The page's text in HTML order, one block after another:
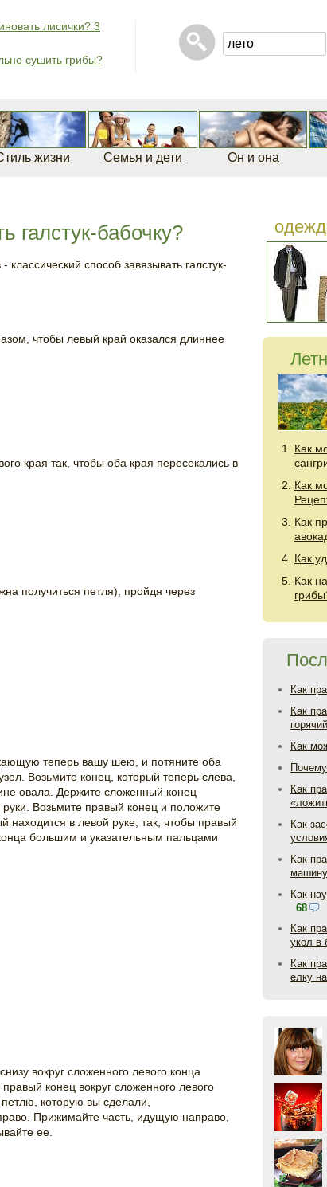
лисички? 3
сушить грибы?
жизни Семья и дети Он и она
галстук-бабочку?
способ завязывать галстук-
чтобы левый край оказался длиннее
края так, чтобы оба края пересекались в
получиться петля), пройдя через
теперь вашу шею, и потяните оба
Возьмите конец, который теперь слева,
овала. Держите сложенный конец
Возьмите правый конец и положите
находится в левой руке, так, чтобы правый
большим и указательным пальцами
вокруг сложенного левого конца
конец вокруг сложенного левого
которую вы сделали,
Прижимайте часть, идущую направо,
ее.
Как
Как
Как
Как
Как
Как
Как
Как
Как
Как
Как
Как
68
Как
укол в
Как
елку